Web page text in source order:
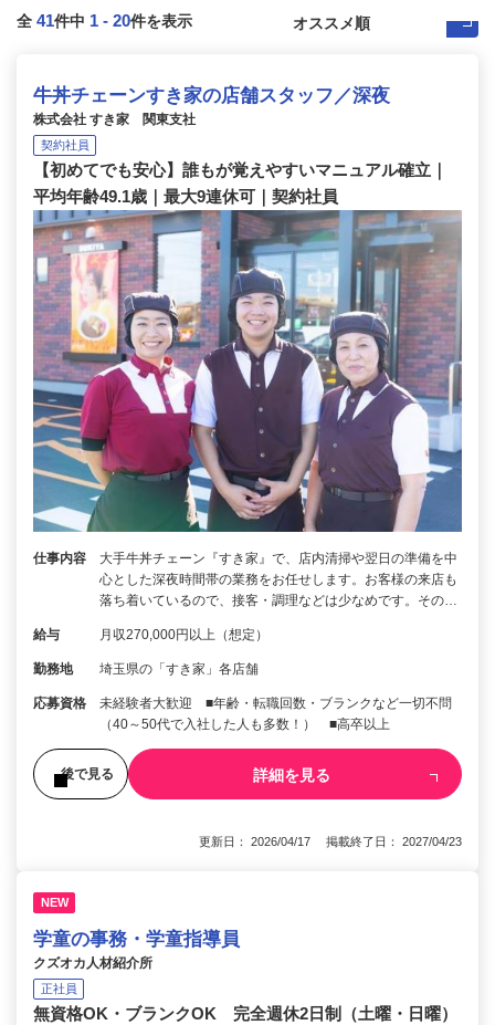
全 41件中 1 - 20件を表示
牛丼チェーンすき家の店舗スタッフ／深夜
株式会社 すき家 関東支社
契約社員
【初めてでも安心】誰もが覚えやすいマニュアル確立｜
平均年齢49.1歳｜最大9連休可｜契約社員
仕事内容
大手牛丼チェーン『すき家』で、店内清掃や翌日の準備を中
心とした深夜時間帯の業務をお任せします。お客様の来店も
落ち着いているので、接客・調理などは少なめです。その…
給与 月収270,000円以上（想定）
勤務地 埼玉県の「すき家」各店舗
応募資格
未経験者大歓迎 ■年齢・転職回数・ブランクなど一切不問
（40～50代で入社した人も多数！） ■高卒以上
後で見る 詳細を見る
更新日： 2026/04/17 掲載終了日： 2027/04/23
NEW
学童の事務・学童指導員
クズオカ人材紹介所
正社員
無資格OK・ブランクOK 完全週休2日制（土曜・日曜）